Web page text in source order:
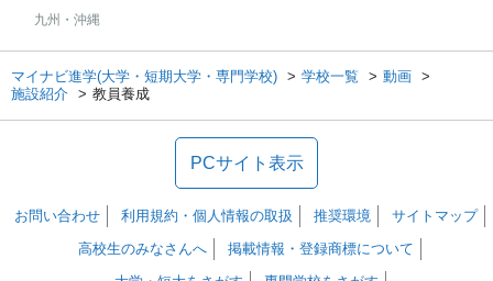
九州・沖縄
マイナビ進学(大学・短期大学・専門学校) 学校一覧
動画
施設紹介
教員養成
PCサイト表示
お問い合わせ 利用規約・個人情報の取扱 推奨環境
サイトマップ
高校生のみなさんへ
掲載情報・登録商標について